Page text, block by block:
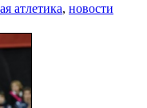
атлетика, новости